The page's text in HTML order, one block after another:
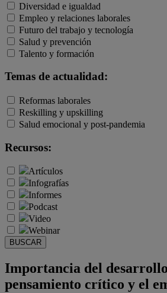
Diversidad e igualdad
Empleo y relaciones laborales
Futuro del trabajo y tecnología
Salud y prevención
Talento y formación
Temas de actualidad:
Reformas laborales
Reskilling y upskilling
Salud emocional y post-pandemia
Recursos:
Artículos
Infografías
Informes
Podcast
Video
Webinar
BUSCAR
Importancia del
pensamiento crítico y el